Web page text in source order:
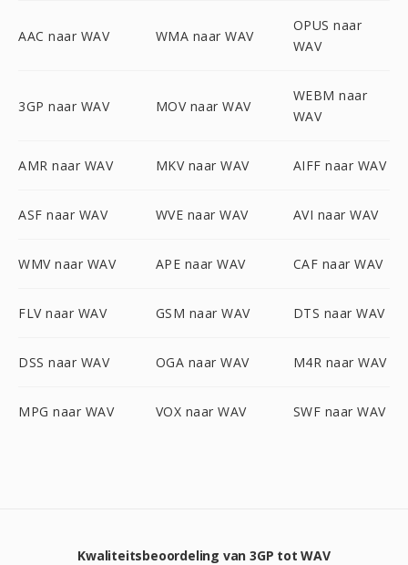
AAC naar WAV WMA naar WAV
OPUS naar
WAV
3GP naar WAV MOV naar WAV
WEBM naar
WAV
AMR naar WAV MKV naar WAV AIFF naar WAV
ASF naar WAV WVE naar WAV AVI naar WAV
WMV naar WAV APE naar WAV CAF naar WAV
FLV naar WAV GSM naar WAV DTS naar WAV
DSS naar WAV OGA naar WAV M4R naar WAV
MPG naar WAV VOX naar WAV SWF naar WAV
Kwaliteitsbeoordeling van 3GP tot WAV